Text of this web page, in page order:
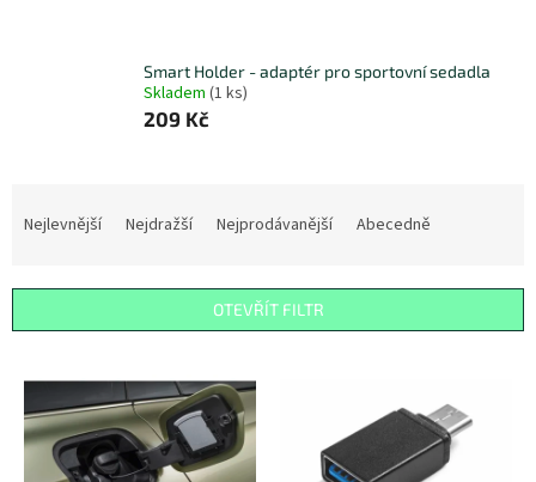
Smart Holder - adaptér pro sportovní sedadla
Skladem (1 ks)
209 Kč
í
Nejlevnější Nejdražší Nejprodávanější Abecedně
OTEVŘÍT FILTR
p